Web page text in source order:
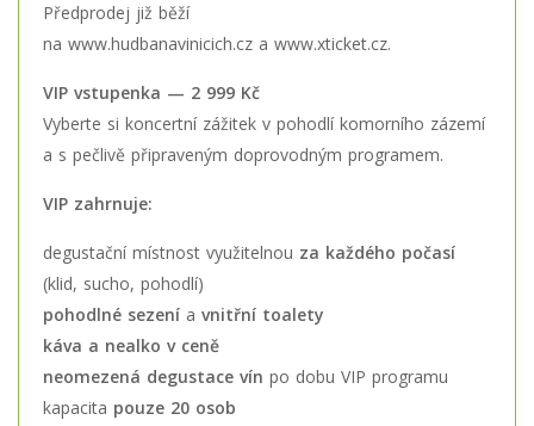
Předprodej již běží
na www.hudbanavinicich.cz a www.xticket.cz.
VIP vstupenka — 2 999 Kč
Vyberte si koncertní zážitek v pohodlí komorního zázemí
a s pečlivě připraveným doprovodným programem.
VIP zahrnuje:
degustační místnost využitelnou za každého počasí
(klid, sucho, pohodlí)
pohodlné sezení a vnitřní toalety
káva a nealko v ceně
neomezená degustace vín po dobu VIP programu
kapacita pouze 20 osob